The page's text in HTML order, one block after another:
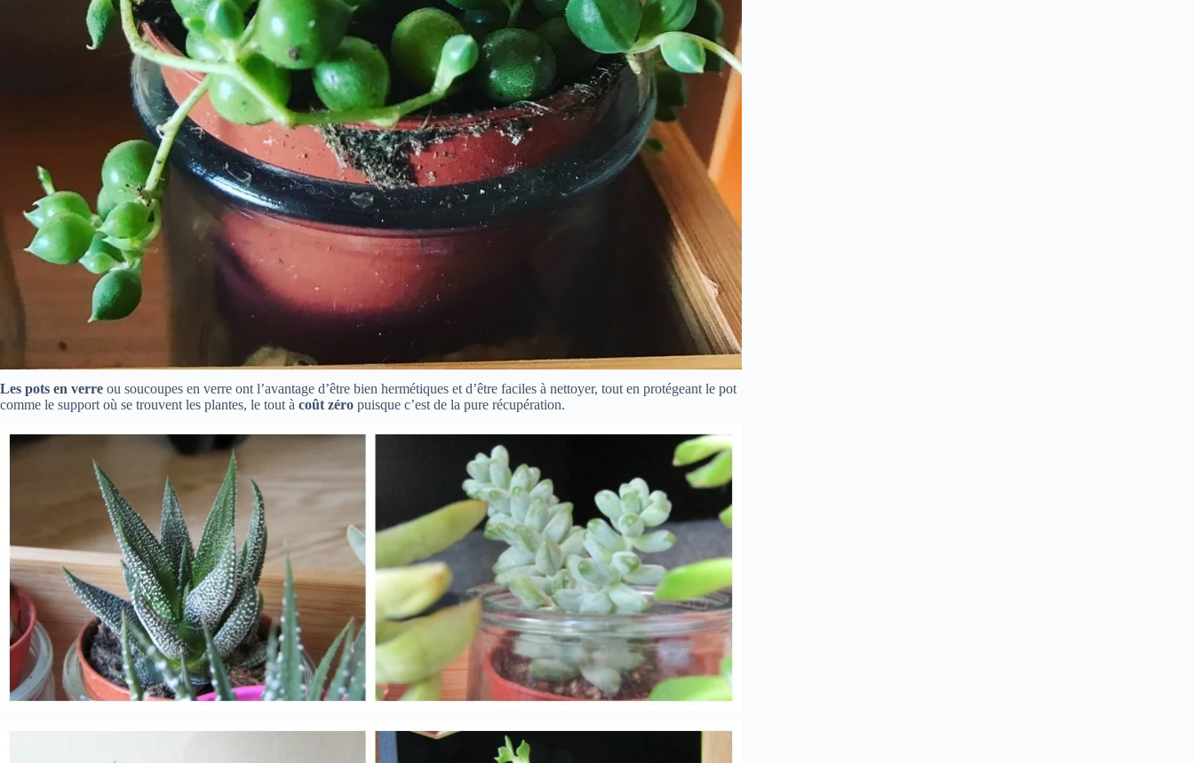
Les pots en verre ou soucoupes en verre ont l’avantage d’être bien hermétiques et d’être faciles à nettoyer, tout en protégeant le pot
comme le support où se trouvent les plantes, le tout à coût zéro puisque c’est de la pure récupération.